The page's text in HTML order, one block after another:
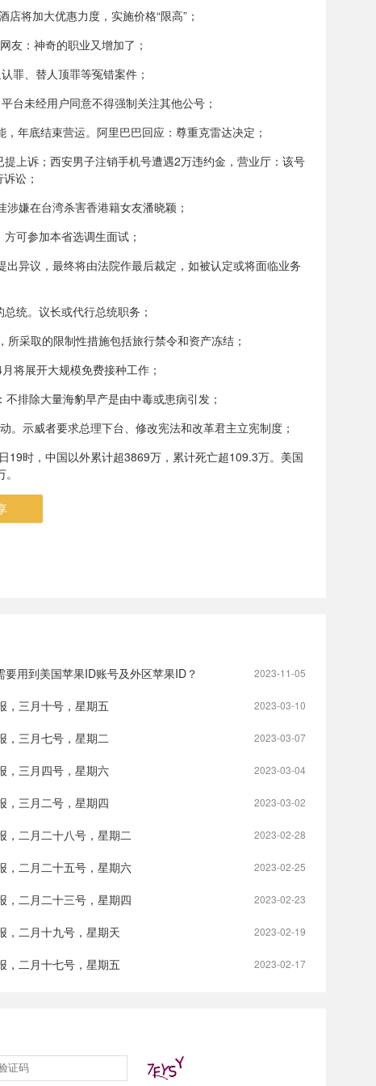
将加大优惠力度，实施价格“限高”；
友：神奇的职业又增加了；
罪、替人顶罪等冤错案件；
台未经用户同意不得强制关注其他公号；
年底结束营运。阿里巴巴回应：尊重克雷达决定；
上诉；西安男子注销手机号遭遇2万违约金，营业厅：该号
讼；
嫌在台湾杀害香港籍女友潘晓颖；
可参加本省选调生面试；
异议，最终将由法院作最后裁定，如被认定或将面临业务
统。议长或代行总统职务；
采取的限制性措施包括旅行禁令和资产冻结；
将展开大规模免费接种工作；
排除大量海豹早产是由中毒或患病引发；
示威者要求总理下台、修改宪法和改革君主立宪制度；
19时，中国以外累计超3869万，累计死亡超109.3万。美国
2023-11-05
要用到美国苹果ID账号及外区苹果ID？
2023-03-10
，三月十号，星期五
2023-03-07
，三月七号，星期二
2023-03-04
，三月四号，星期六
2023-03-02
，三月二号，星期四
2023-02-28
，二月二十八号，星期二
2023-02-25
，二月二十五号，星期六
2023-02-23
，二月二十三号，星期四
2023-02-19
，二月十九号，星期天
2023-02-17
，二月十七号，星期五